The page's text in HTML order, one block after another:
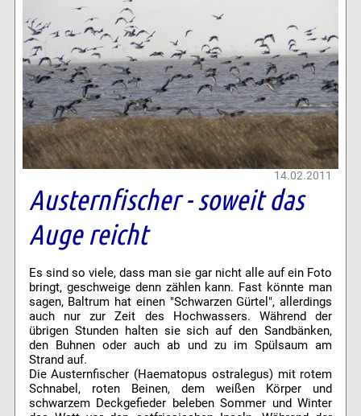
14.02.2011
Austernfischer - soweit das
Auge reicht
Es sind so viele, dass man sie gar nicht alle auf ein Foto
bringt, geschweige denn zählen kann. Fast könnte man
sagen, Baltrum hat einen "Schwarzen Gürtel", allerdings
auch nur zur Zeit des Hochwassers. Während der
übrigen Stunden halten sie sich auf den Sandbänken,
den Buhnen oder auch ab und zu im Spülsaum am
Strand auf.
Die Austernfischer (Haematopus ostralegus) mit rotem
Schnabel, roten Beinen, dem weißen Körper und
schwarzem Deckgefieder beleben Sommer und Winter